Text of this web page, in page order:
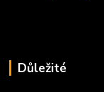
Důležité